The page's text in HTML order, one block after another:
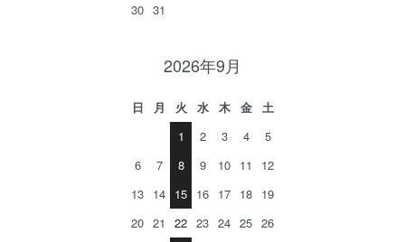
30 31
2026年9月
日 月 火 水 木 金
土
1
2 3 4
5
6
7 8 9 10 11
12
13 14 15 16 17 18 19
20 21 22 23 24 25 26